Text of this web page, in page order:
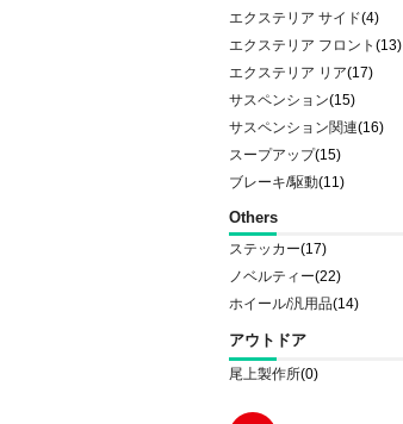
エクステリア サイド(4)
エクステリア フロント (13)
エクステリア リア(17)
サスペンション(15)
サスペンション関連(16)
スープアップ(15)
ブレーキ/駆動(11)
Others
ステッカー(17)
ノベルティー(22)
ホイール/汎用品(14)
アウトドア
尾上製作所(0)